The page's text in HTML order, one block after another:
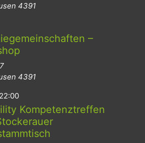
4391
–
4391
22:00
Kompetenztreffen